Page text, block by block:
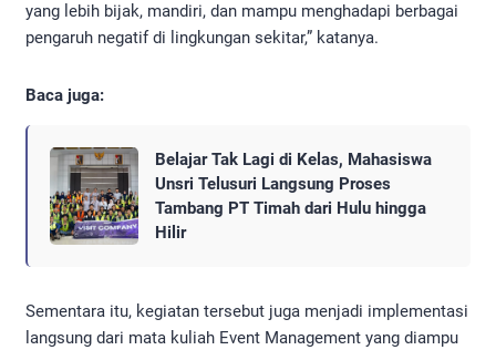
yang lebih bijak, mandiri, dan mampu menghadapi berbagai
pengaruh negatif di lingkungan sekitar,” katanya.
Baca juga:
Belajar Tak Lagi di Kelas, Mahasiswa
Unsri Telusuri Langsung Proses
Tambang PT Timah dari Hulu hingga
Hilir
Sementara itu, kegiatan tersebut juga menjadi implementasi
langsung dari mata kuliah Event Management yang diampu